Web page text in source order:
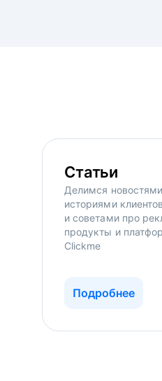
Статьи
Делимся
историями клиентов
и советами про
продукты и
Clickme
Подробнее